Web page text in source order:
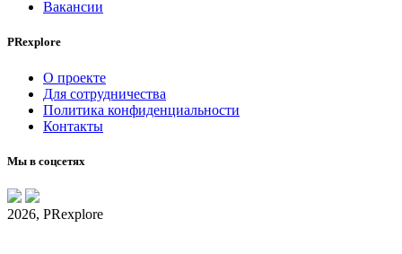
Вакансии
PRexplore
О проекте
Для сотрудничества
Политика конфиденциальности
Контакты
Мы в соцсетях
2026, PRexplore